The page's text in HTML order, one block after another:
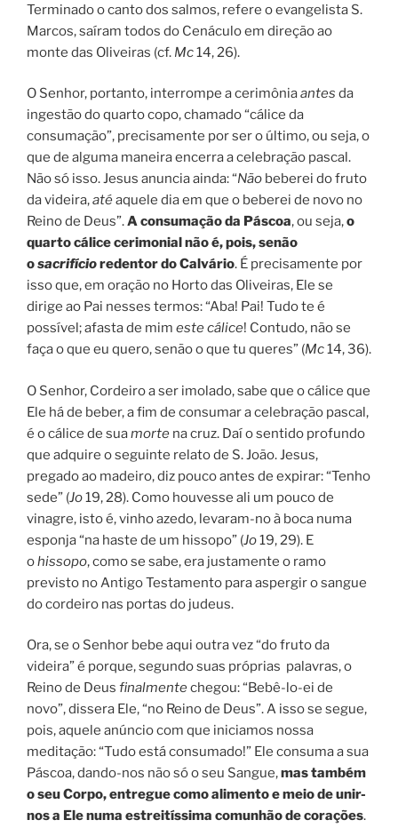
Terminado o canto dos salmos, refere o evangelista S.
Marcos, saíram todos do Cenáculo em direção ao
monte das Oliveiras (cf. Mc14, 26).
O Senhor, portanto, interrompe a cerimôniaantes da
ingestão do quarto copo, chamado “cálice da
consumação”, precisamente por ser o último, ou seja, o
que de alguma maneira encerra a celebração pascal.
Não só isso. Jesus anuncia ainda: “Não beberei do fruto
da videira,atéaquele dia em que o beberei de novo no
Reino de Deus”.A consumação da Páscoa, ou seja,o
quarto cálice cerimonial não é, pois, senão
osacrifícioredentor do Calvário. É precisamente por
isso que, em oração no Horto das Oliveiras, Ele se
dirige ao Pai nesses termos: “Aba! Pai! Tudo te é
possível; afasta de mim este cálice! Contudo, não se
faça o que eu quero, senão o que tu queres” (Mc14, 36).
O Senhor, Cordeiro a ser imolado, sabe que o cálice que
Ele há de beber, a fim de consumar a celebração pascal,
é o cálice de suamorte na cruz. Daí o sentido profundo
que adquire o seguinte relato de S. João. Jesus,
pregado ao madeiro, diz pouco antes de expirar: “Tenho
sede” (Jo19, 28). Como houvesse ali um pouco de
vinagre, isto é, vinho azedo, levaram-no à boca numa
esponja “na haste de um hissopo” (Jo19, 29). E
ohissopo, como se sabe, era justamente o ramo
previsto no Antigo Testamento para aspergir o sangue
do cordeiro nas portas do judeus.
Ora, se o Senhor bebe aqui outra vez “do fruto da
videira” é porque, segundo suas próprias palavras, o
Reino de Deus finalmentechegou: “Bebê-lo-ei de
novo”, dissera Ele, “no Reino de Deus”. A isso se segue,
pois, aquele anúncio com que iniciamos nossa
meditação: “Tudo está consumado!” Ele consuma a sua
Páscoa, dando-nos não só o seu Sangue,mas também
o seu Corpo, entregue como alimento e meio de unir-
nos a Ele numa estreitíssima comunhão de corações.